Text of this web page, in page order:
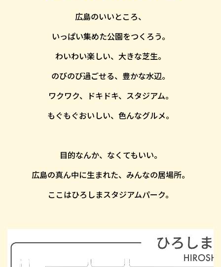
広島のいいところ、
いっぱい集めた公園をつくろう。
わいわい楽しい、大きな芝生。
のびのび過ごせる、豊かな水辺。
ワクワク、ドキドキ、スタジアム。
もぐもぐおいしい、色んなグルメ。
目的なんか、なくてもいい。
広島の真ん中に生まれた、みんなの居場所。
ここはひろしまスタジアムパーク。